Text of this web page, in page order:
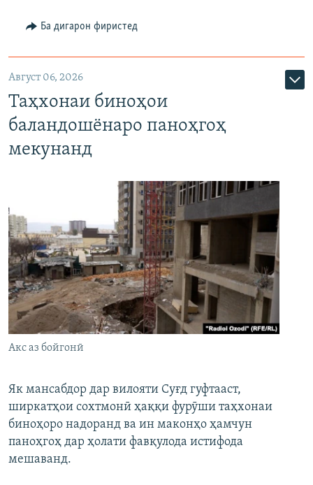
Ба дигарон фиристед
Август 06, 2026
Таҳхонаи биноҳои
баландошёнаро паноҳгоҳ
мекунанд
Акс аз бойгонӣ
Як мансабдор дар вилояти Суғд гуфтааст,
ширкатҳои сохтмонӣ ҳаққи фурӯши таҳхонаи
биноҳоро надоранд ва ин маконҳо ҳамчун
паноҳгоҳ дар ҳолати фавқулода истифода
мешаванд.